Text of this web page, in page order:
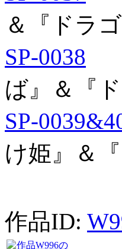
＆『ドラ
SP-0038
ば』＆『
SP-
け姫』＆
作品ID: